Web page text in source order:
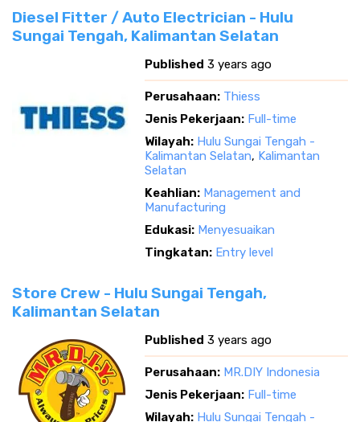
Diesel Fitter / Auto Electrician - Hulu
Sungai Tengah, Kalimantan Selatan
Published 3 years ago
Perusahaan: Thiess
Jenis Pekerjaan: Full-time
Wilayah: Hulu Sungai Tengah -
Kalimantan Selatan, Kalimantan
Selatan
Keahlian: Management and
Manufacturing
Edukasi: Menyesuaikan
Tingkatan: Entry level
Store Crew - Hulu Sungai Tengah,
Kalimantan Selatan
Published 3 years ago
Perusahaan: MR.DIY Indonesia
Jenis Pekerjaan: Full-time
Wilayah: Hulu Sungai Tengah -